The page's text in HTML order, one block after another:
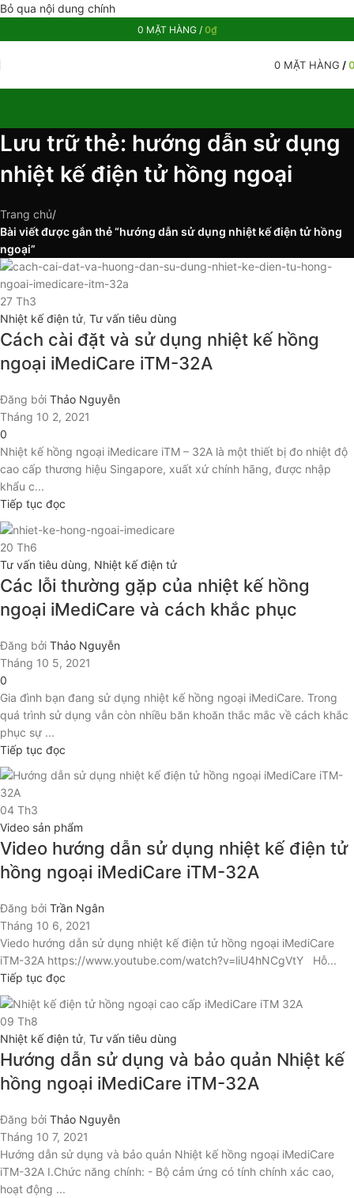
Bỏ qua nội dung chính
0 MẶT HÀNG / 0₫
0 MẶT HÀNG /
Lưu trữ thẻ: hướng dẫn sử dụng
nhiệt kế điện tử hồng ngoại
Trang chủ/
Bài viết được gắn thẻ “hướng dẫn sử dụng nhiệt kế điện tử hồng
ngoại”
27 Th3
Nhiệt kế điện tử, Tư vấn tiêu dùng
Cách cài đặt và sử dụng nhiệt kế hồng
ngoại iMediCare iTM-32A
Đăng bởi Thảo Nguyễn
Tháng 10 2, 2021
0
Nhiệt kế hồng ngoại iMedicare iTM – 32A là một thiết bị đo nhiệt độ
cao cấp thương hiệu Singapore, xuất xứ chính hãng, được nhập
khẩu c...
Tiếp tục đọc
20 Th6
Tư vấn tiêu dùng, Nhiệt kế điện tử
Các lỗi thường gặp của nhiệt kế hồng
ngoại iMediCare và cách khắc phục
Đăng bởi Thảo Nguyễn
Tháng 10 5, 2021
0
Gia đình bạn đang sử dụng nhiệt kế hồng ngoại iMediCare. Trong
quá trình sử dụng vẫn còn nhiều băn khoăn thắc mắc về cách khắc
phục sự ...
Tiếp tục đọc
04 Th3
Video sản phẩm
Video hướng dẫn sử dụng nhiệt kế điện tử
hồng ngoại iMediCare iTM-32A
Đăng bởi Trần Ngân
Tháng 10 6, 2021
Viedo hướng dẫn sử dụng nhiệt kế điện tử hồng ngoại iMediCare
iTM-32A https://www.youtube.com/watch?v=liU4hNCgVtY Hỗ...
Tiếp tục đọc
09 Th8
Nhiệt kế điện tử, Tư vấn tiêu dùng
Hướng dẫn sử dụng và bảo quản Nhiệt kế
hồng ngoại iMediCare iTM-32A
Đăng bởi Thảo Nguyễn
Tháng 10 7, 2021
Hướng dẫn sử dụng và bảo quản Nhiệt kế hồng ngoại iMediCare
iTM-32A I.Chức năng chính: - Bộ cảm ứng có tính chính xác cao,
hoạt động ...